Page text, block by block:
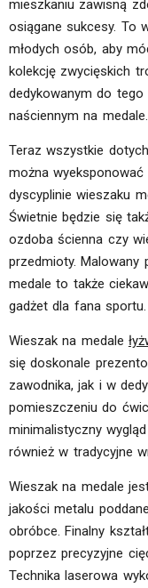
mieszkaniu zawisną
osiągane sukcesy. To
młodych osób, aby
kolekcję zwycięskich
dedykowanym do
naściennym na medale.
Teraz wszystkie
można wyeksponować
dyscyplinie wieszaku
Świetnie będzie się
ozdoba ścienna czy
przedmioty. Malowany
medale to także
gadżet dla fana sportu.
Wieszak na medale
się doskonale
zawodnika, jak i w
pomieszczeniu do
minimalistyczny
również w tradycyjne
Wieszak na medale
jakości metalu
obróbce. Finalny
poprzez precyzyjne
Technika laserowa